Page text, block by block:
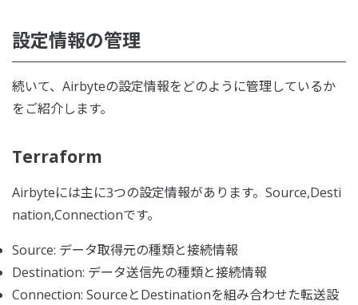
設定情報の管理
続いて、Airbyteの設定情報をどのように管理しているか
をご紹介します。
Terraform
Airbyteには主に3つの設定情報があります。Source,Desti
nation,Connectionです。
Source: データ取得元の種類と接続情報
Destination: データ送信先の種類と接続情報
Connection: SourceとDestinationを組み合わせた転送設